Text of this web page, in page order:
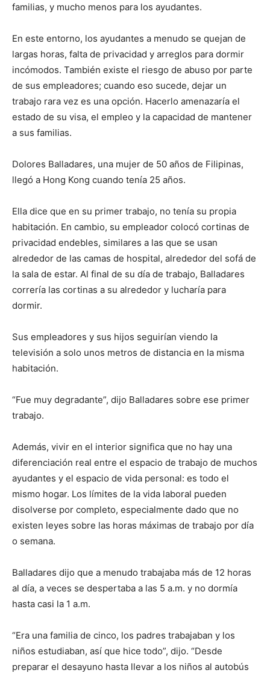
familias, y mucho menos para los ayudantes.
En este entorno, los ayudantes a menudo se quejan de
largas horas, falta de privacidad y arreglos para dormir
incómodos. También existe el riesgo de abuso por parte
de sus empleadores; cuando eso sucede, dejar un
trabajo rara vez es una opción. Hacerlo amenazaría el
estado de su visa, el empleo y la capacidad de mantener
a sus familias.
Dolores Balladares, una mujer de 50 años de Filipinas,
llegó a Hong Kong cuando tenía 25 años.
Ella dice que en su primer trabajo, no tenía su propia
habitación. En cambio, su empleador colocó cortinas de
privacidad endebles, similares a las que se usan
alrededor de las camas de hospital, alrededor del sofá de
la sala de estar. Al final de su día de trabajo, Balladares
correría las cortinas a su alrededor y lucharía para
dormir.
Sus empleadores y sus hijos seguirían viendo la
televisión a solo unos metros de distancia en la misma
habitación.
“Fue muy degradante”, dijo Balladares sobre ese primer
trabajo.
Además, vivir en el interior significa que no hay una
diferenciación real entre el espacio de trabajo de muchos
ayudantes y el espacio de vida personal: es todo el
mismo hogar. Los límites de la vida laboral pueden
disolverse por completo, especialmente dado que no
existen leyes sobre las horas máximas de trabajo por día
o semana.
Balladares dijo que a menudo trabajaba más de 12 horas
al día, a veces se despertaba a las 5 a.m. y no dormía
hasta casi la 1 a.m.
“Era una familia de cinco, los padres trabajaban y los
niños estudiaban, así que hice todo”, dijo. “Desde
preparar el desayuno hasta llevar a los niños al autobús